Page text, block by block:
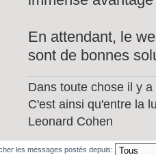
En attendant, le
sont de bonnes
Dans toute chose il y
C'est ainsi qu'entre la
Leonard Cohen
les messages postés depuis: